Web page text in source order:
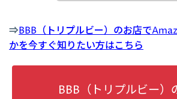
⇒BBB（トリプルビー）のお店で
かを今すぐ知りたい方はこちら
BBB（トリプルビー）